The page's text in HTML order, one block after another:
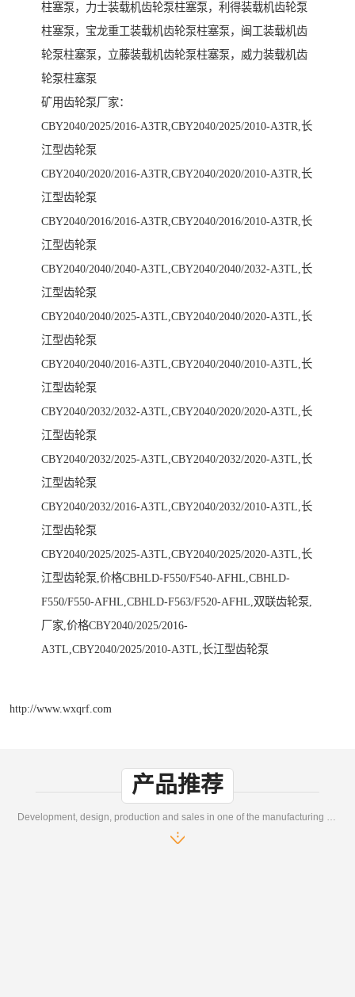
柱塞泵，力士装载机齿轮泵柱塞泵，利得装载机齿轮泵
柱塞泵，宝龙重工装载机齿轮泵柱塞泵，闽工装载机齿
轮泵柱塞泵，立藤装载机齿轮泵柱塞泵，威力装载机齿
轮泵柱塞泵
矿用齿轮泵厂家：
CBY2040/2025/2016-A3TR,CBY2040/2025/2010-A3TR,长
江型齿轮泵
CBY2040/2020/2016-A3TR,CBY2040/2020/2010-A3TR,长
江型齿轮泵
CBY2040/2016/2016-A3TR,CBY2040/2016/2010-A3TR,长
江型齿轮泵
CBY2040/2040/2040-A3TL,CBY2040/2040/2032-A3TL,长
江型齿轮泵
CBY2040/2040/2025-A3TL,CBY2040/2040/2020-A3TL,长
江型齿轮泵
CBY2040/2040/2016-A3TL,CBY2040/2040/2010-A3TL,长
江型齿轮泵
CBY2040/2032/2032-A3TL,CBY2040/2020/2020-A3TL,长
江型齿轮泵
CBY2040/2032/2025-A3TL,CBY2040/2032/2020-A3TL,长
江型齿轮泵
CBY2040/2032/2016-A3TL,CBY2040/2032/2010-A3TL,长
江型齿轮泵
CBY2040/2025/2025-A3TL,CBY2040/2025/2020-A3TL,长
江型齿轮泵,价格CBHLD-F550/F540-AFHL,CBHLD-
F550/F550-AFHL,CBHLD-F563/F520-AFHL,双联齿轮泵,
厂家,价格CBY2040/2025/2016-
A3TL,CBY2040/2025/2010-A3TL,长江型齿轮泵
http://www.wxqrf.com
产品推荐